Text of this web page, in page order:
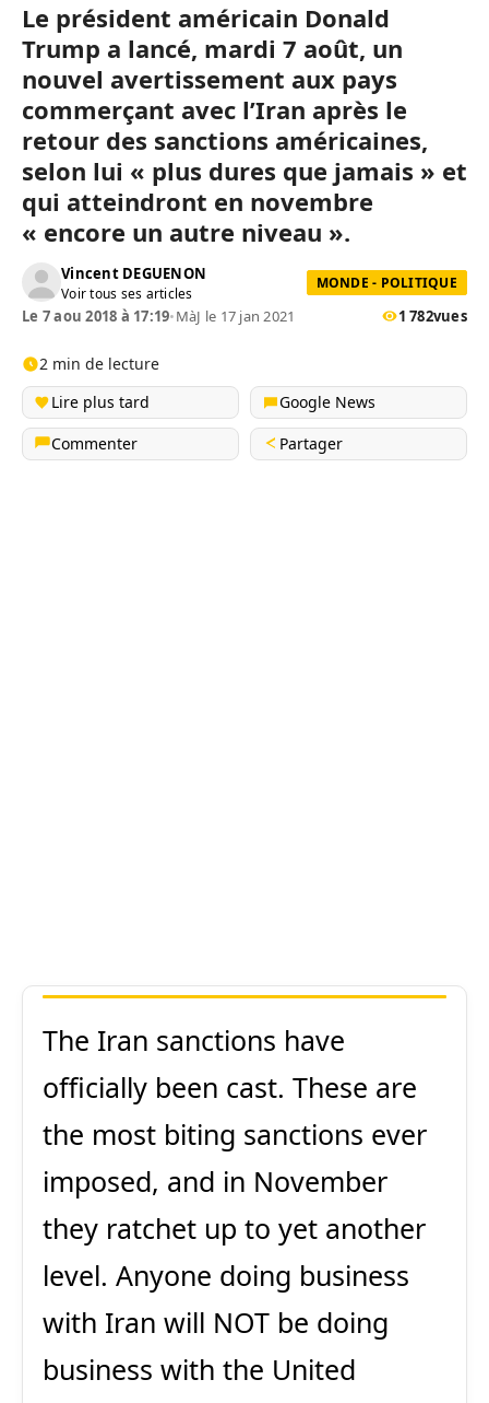
Le président américain Donald
Trump a lancé, mardi 7 août, un
nouvel avertissement aux pays
commerçant avec l’Iran après le
retour des sanctions américaines,
selon lui « plus dures que jamais » et
qui atteindront en novembre
« encore un autre niveau ».
Vincent DEGUENON
Voir tous ses articles
MONDE - POLITIQUE
Le 7 aou 2018 à 17:19•MàJ le 17 jan 2021 1 782vues
2 min de lecture
Lire plus tard
Google News
Commenter
Partager
The Iran sanctions have
officially been cast. These are
the most biting sanctions ever
imposed, and in November
they ratchet up to yet another
level. Anyone doing business
with Iran will NOT be doing
business with the United